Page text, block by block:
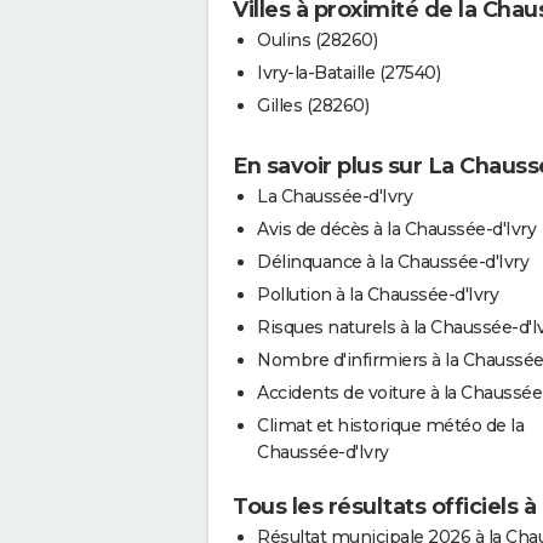
Villes à proximité de la
Oulins (28260)
Ivry-la-Bataille (27540)
Gilles (28260)
En savoir plus sur La
La Chaussée-d'Ivry
Avis de décès à la Chaussée-d'Ivry
Délinquance à la Chaussée-d'Ivry
Pollution à la Chaussée-d'Ivry
Risques naturels à la Chaussée-
Nombre d'infirmiers à la
Accidents de voiture à la
Climat et historique météo de la
Chaussée-d'Ivry
Tous les résultats officiels à
Résultat municipale 2026 à la